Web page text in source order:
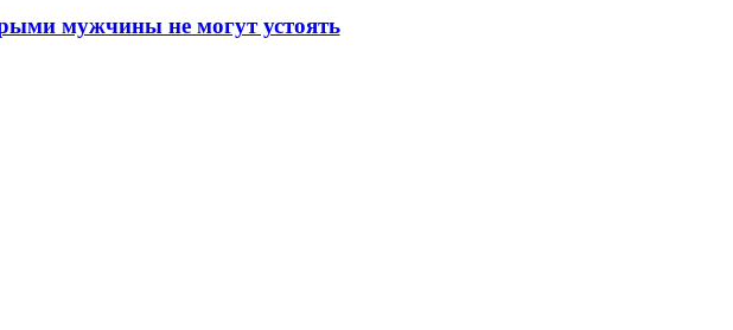
мужчины не могут устоять